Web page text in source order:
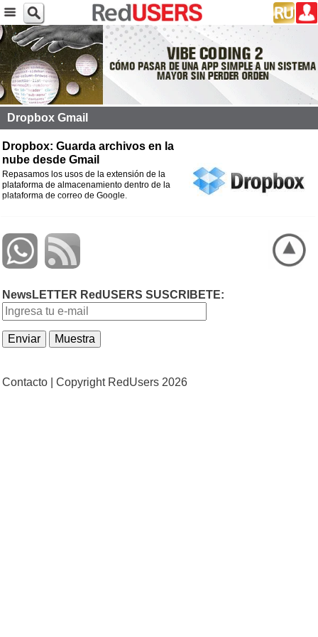
Dropbox Gmail
Dropbox: Guarda archivos en la
nube desde Gmail
Repasamos los usos de la extensión de la
plataforma de almacenamiento dentro de la
plataforma de correo de Google.
NewsLETTER RedUSERS SUSCRIBETE:
Contacto | Copyright RedUsers 2026